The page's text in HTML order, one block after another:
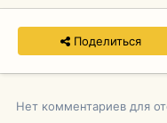
Поделиться
Нет комментариев для